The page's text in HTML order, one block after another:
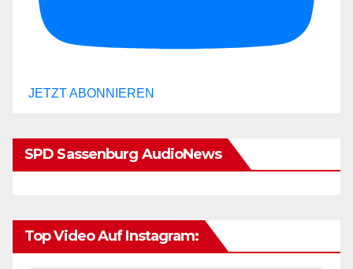
JETZT ABONNIEREN
SPD Sassenburg AudioNews
Top Video Auf Instagram: